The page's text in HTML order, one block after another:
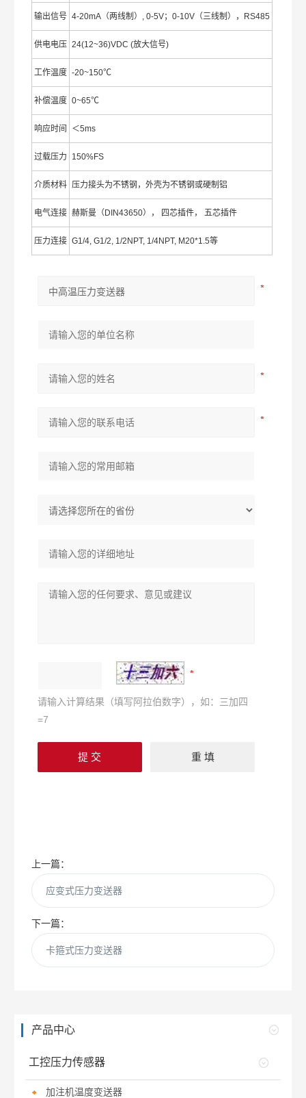
输出信号 4-20mA（两线制）, 0-5V；0-10V（三线制），RS485
供电电压 24(12~36)VDC (放大信号)
工作温度 -20~150℃
补偿温度 0~65℃
响应时间 ＜5ms
过载压力 150%FS
介质材料 压力接头为不锈钢，外壳为不锈钢或硬制铝
电气连接 赫斯曼（DIN43650）， 四芯插件， 五芯插件
压力连接 G1/4, G1/2, 1/2NPT, 1/4NPT, M20*1.5等
请输入计算结果（填写阿拉伯数字），如：三加四
=7
上一篇：
应变式压力变送器
下一篇：
卡箍式压力变送器
产品中心
工控压力传感器
加注机温度变送器